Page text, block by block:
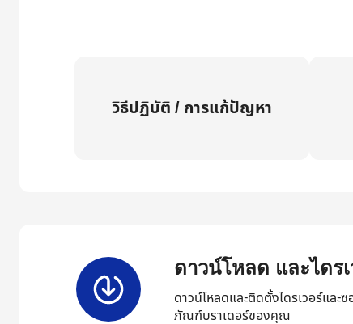
วิธีปฏิบัติ / การแก้ปัญหา
ดาวน์โหลด และไดรเ
ดาวน์โหลดและติดตั้งไดรเวอร์แล
ภัณฑ์บราเดอร์ของคุณ